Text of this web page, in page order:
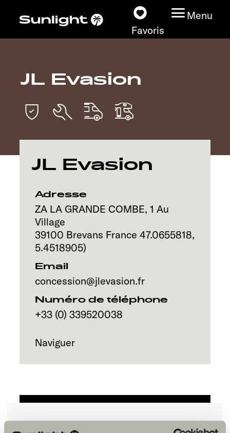
Favoris
Menu
Nos modèles
Configurateur
Recherchez votre
Sunlight
Découvrir
Service
JL Evasion
JL Evasion
Adresse
ZA LA GRANDE COMBE, 1 Au
Village
39100 Brevans France 47.0655818,
5.4518905)
Email
concession@jlevasion.fr
Numéro de téléphone
+33 (0) 339520038
Naviguer